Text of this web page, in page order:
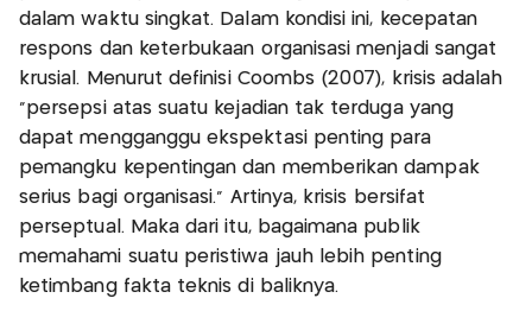
dalam waktu singkat. Dalam kondisi ini, kecepatan
respons dan keterbukaan organisasi menjadi sangat
krusial. Menurut definisi Coombs (2007), krisis adalah
“persepsi atas suatu kejadian tak terduga yang
dapat mengganggu ekspektasi penting para
pemangku kepentingan dan memberikan dampak
serius bagi organisasi.” Artinya, krisis bersifat
perseptual. Maka dari itu, bagaimana publik
memahami suatu peristiwa jauh lebih penting
ketimbang fakta teknis di baliknya.